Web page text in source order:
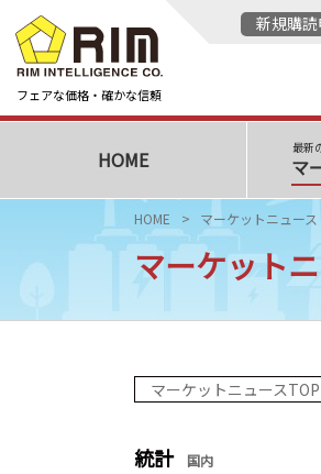
フェアな価格・確かな信頼
新規購
HOME 最新
マ
HOME マーケットニュース
マーケット
マーケットニュースTOP
統計 国内